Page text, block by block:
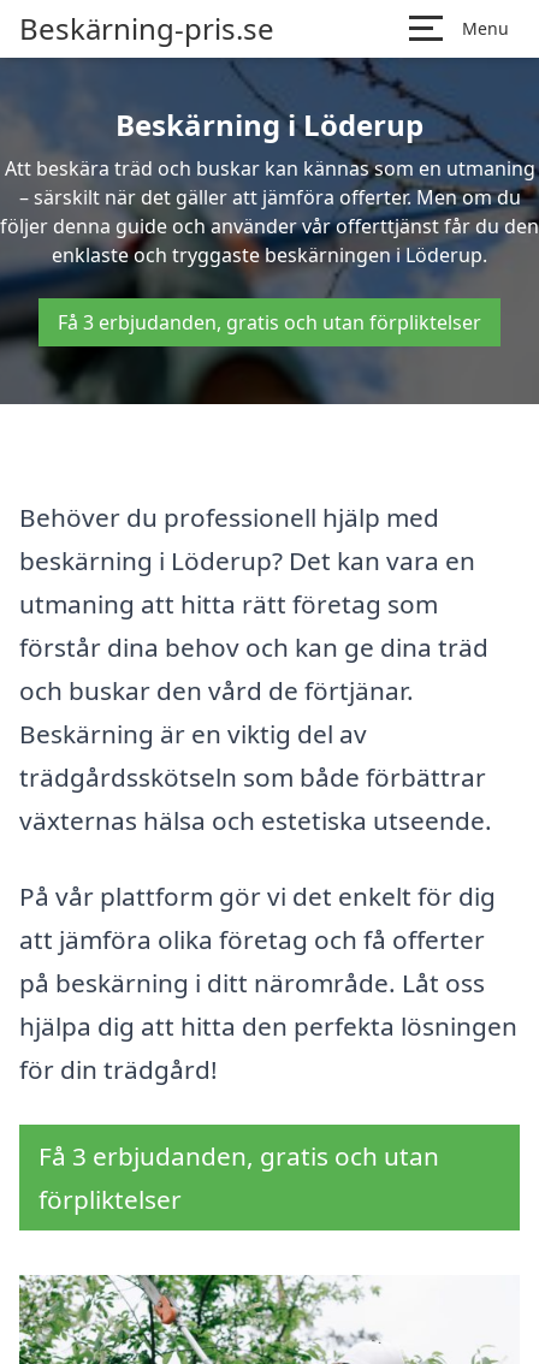
Beskärning-pris.se Menu
Beskärning i Löderup
Att beskära träd och buskar kan kännas som en utmaning
– särskilt när det gäller att jämföra offerter. Men om du
följer denna guide och använder vår offerttjänst får du den
enklaste och tryggaste beskärningen i Löderup.
Få 3 erbjudanden, gratis och utan förpliktelser
Behöver du professionell hjälp med
beskärning i Löderup? Det kan vara en
utmaning att hitta rätt företag som
förstår dina behov och kan ge dina träd
och buskar den vård de förtjänar.
Beskärning är en viktig del av
trädgårdsskötseln som både förbättrar
växternas hälsa och estetiska utseende.
På vår plattform gör vi det enkelt för dig
att jämföra olika företag och få offerter
på beskärning i ditt närområde. Låt oss
hjälpa dig att hitta den perfekta lösningen
för din trädgård!
Få 3 erbjudanden, gratis och utan
förpliktelser